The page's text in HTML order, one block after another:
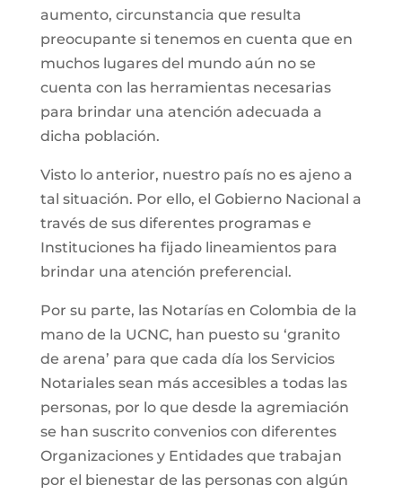
aumento, circunstancia que resulta
preocupante si tenemos en cuenta que en
muchos lugares del mundo aún no se
cuenta con las herramientas necesarias
para brindar una atención adecuada a
dicha población.
Visto lo anterior, nuestro país no es ajeno a
tal situación. Por ello, el Gobierno Nacional a
través de sus diferentes programas e
Instituciones ha fijado lineamientos para
brindar una atención preferencial.
Por su parte, las Notarías en Colombia de la
mano de la UCNC, han puesto su ‘granito
de arena’ para que cada día los Servicios
Notariales sean más accesibles a todas las
personas, por lo que desde la agremiación
se han suscrito convenios con diferentes
Organizaciones y Entidades que trabajan
por el bienestar de las personas con algún